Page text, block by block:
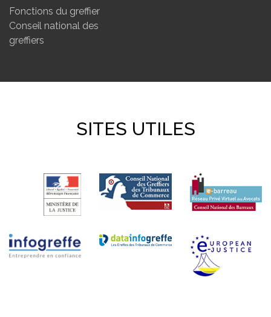
Fonctions du greffier
Conseil national des
greffiers
SITES UTILES